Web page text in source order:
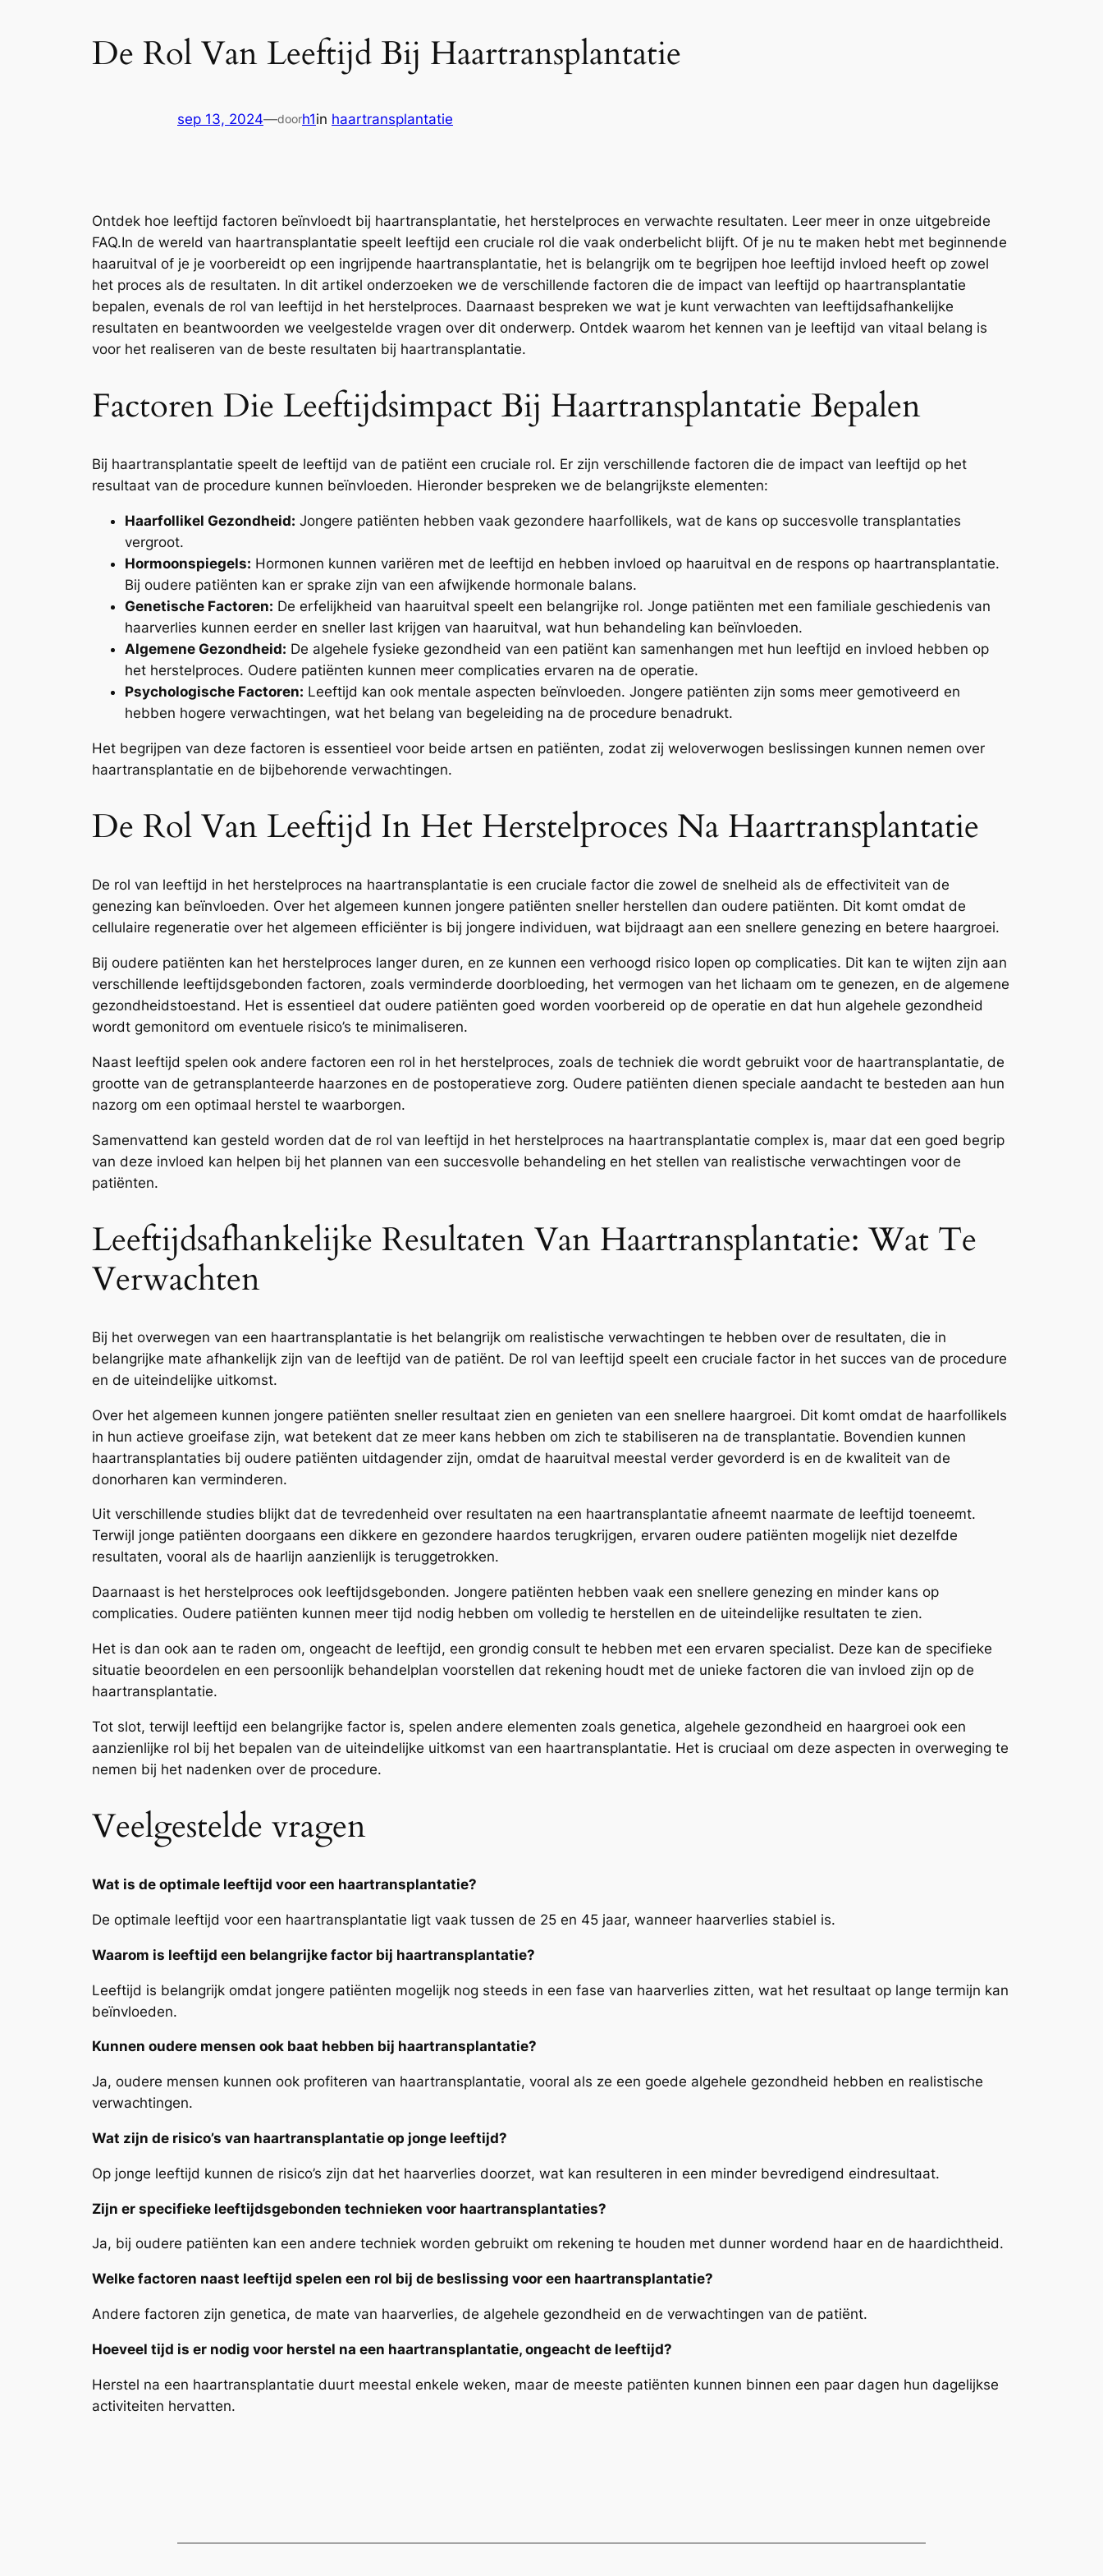
De Rol Van Leeftijd Bij Haartransplantatie
sep 13, 2024—doorh1in haartransplantatie
Ontdek hoe leeftijd factoren beïnvloedt bij haartransplantatie, het herstelproces en verwachte resultaten. Leer meer in onze uitgebreide
FAQ.In de wereld van haartransplantatie speelt leeftijd een cruciale rol die vaak onderbelicht blijft. Of je nu te maken hebt met beginnende
haaruitval of je je voorbereidt op een ingrijpende haartransplantatie, het is belangrijk om te begrijpen hoe leeftijd invloed heeft op zowel
het proces als de resultaten. In dit artikel onderzoeken we de verschillende factoren die de impact van leeftijd op haartransplantatie
bepalen, evenals de rol van leeftijd in het herstelproces. Daarnaast bespreken we wat je kunt verwachten van leeftijdsafhankelijke
resultaten en beantwoorden we veelgestelde vragen over dit onderwerp. Ontdek waarom het kennen van je leeftijd van vitaal belang is
voor het realiseren van de beste resultaten bij haartransplantatie.
Factoren Die Leeftijdsimpact Bij Haartransplantatie Bepalen
Bij haartransplantatie speelt de leeftijd van de patiënt een cruciale rol. Er zijn verschillende factoren die de impact van leeftijd op het
resultaat van de procedure kunnen beïnvloeden. Hieronder bespreken we de belangrijkste elementen:
Haarfollikel Gezondheid: Jongere patiënten hebben vaak gezondere haarfollikels, wat de kans op succesvolle transplantaties
vergroot.
Hormoonspiegels: Hormonen kunnen variëren met de leeftijd en hebben invloed op haaruitval en de respons op haartransplantatie.
Bij oudere patiënten kan er sprake zijn van een afwijkende hormonale balans.
Genetische Factoren: De erfelijkheid van haaruitval speelt een belangrijke rol. Jonge patiënten met een familiale geschiedenis van
haarverlies kunnen eerder en sneller last krijgen van haaruitval, wat hun behandeling kan beïnvloeden.
Algemene Gezondheid: De algehele fysieke gezondheid van een patiënt kan samenhangen met hun leeftijd en invloed hebben op
het herstelproces. Oudere patiënten kunnen meer complicaties ervaren na de operatie.
Psychologische Factoren: Leeftijd kan ook mentale aspecten beïnvloeden. Jongere patiënten zijn soms meer gemotiveerd en
hebben hogere verwachtingen, wat het belang van begeleiding na de procedure benadrukt.
Het begrijpen van deze factoren is essentieel voor beide artsen en patiënten, zodat zij weloverwogen beslissingen kunnen nemen over
haartransplantatie en de bijbehorende verwachtingen.
De Rol Van Leeftijd In Het Herstelproces Na Haartransplantatie
De rol van leeftijd in het herstelproces na haartransplantatie is een cruciale factor die zowel de snelheid als de effectiviteit van de
genezing kan beïnvloeden. Over het algemeen kunnen jongere patiënten sneller herstellen dan oudere patiënten. Dit komt omdat de
cellulaire regeneratie over het algemeen efficiënter is bij jongere individuen, wat bijdraagt aan een snellere genezing en betere haargroei.
Bij oudere patiënten kan het herstelproces langer duren, en ze kunnen een verhoogd risico lopen op complicaties. Dit kan te wijten zijn aan
verschillende leeftijdsgebonden factoren, zoals verminderde doorbloeding, het vermogen van het lichaam om te genezen, en de algemene
gezondheidstoestand. Het is essentieel dat oudere patiënten goed worden voorbereid op de operatie en dat hun algehele gezondheid
wordt gemonitord om eventuele risico’s te minimaliseren.
Naast leeftijd spelen ook andere factoren een rol in het herstelproces, zoals de techniek die wordt gebruikt voor de haartransplantatie, de
grootte van de getransplanteerde haarzones en de postoperatieve zorg. Oudere patiënten dienen speciale aandacht te besteden aan hun
nazorg om een optimaal herstel te waarborgen.
Samenvattend kan gesteld worden dat de rol van leeftijd in het herstelproces na haartransplantatie complex is, maar dat een goed begrip
van deze invloed kan helpen bij het plannen van een succesvolle behandeling en het stellen van realistische verwachtingen voor de
patiënten.
Leeftijdsafhankelijke Resultaten Van Haartransplantatie: Wat Te
Verwachten
Bij het overwegen van een haartransplantatie is het belangrijk om realistische verwachtingen te hebben over de resultaten, die in
belangrijke mate afhankelijk zijn van de leeftijd van de patiënt. De rol van leeftijd speelt een cruciale factor in het succes van de procedure
en de uiteindelijke uitkomst.
Over het algemeen kunnen jongere patiënten sneller resultaat zien en genieten van een snellere haargroei. Dit komt omdat de haarfollikels
in hun actieve groeifase zijn, wat betekent dat ze meer kans hebben om zich te stabiliseren na de transplantatie. Bovendien kunnen
haartransplantaties bij oudere patiënten uitdagender zijn, omdat de haaruitval meestal verder gevorderd is en de kwaliteit van de
donorharen kan verminderen.
Uit verschillende studies blijkt dat de tevredenheid over resultaten na een haartransplantatie afneemt naarmate de leeftijd toeneemt.
Terwijl jonge patiënten doorgaans een dikkere en gezondere haardos terugkrijgen, ervaren oudere patiënten mogelijk niet dezelfde
resultaten, vooral als de haarlijn aanzienlijk is teruggetrokken.
Daarnaast is het herstelproces ook leeftijdsgebonden. Jongere patiënten hebben vaak een snellere genezing en minder kans op
complicaties. Oudere patiënten kunnen meer tijd nodig hebben om volledig te herstellen en de uiteindelijke resultaten te zien.
Het is dan ook aan te raden om, ongeacht de leeftijd, een grondig consult te hebben met een ervaren specialist. Deze kan de specifieke
situatie beoordelen en een persoonlijk behandelplan voorstellen dat rekening houdt met de unieke factoren die van invloed zijn op de
haartransplantatie.
Tot slot, terwijl leeftijd een belangrijke factor is, spelen andere elementen zoals genetica, algehele gezondheid en haargroei ook een
aanzienlijke rol bij het bepalen van de uiteindelijke uitkomst van een haartransplantatie. Het is cruciaal om deze aspecten in overweging te
nemen bij het nadenken over de procedure.
Veelgestelde vragen
Wat is de optimale leeftijd voor een haartransplantatie?
De optimale leeftijd voor een haartransplantatie ligt vaak tussen de 25 en 45 jaar, wanneer haarverlies stabiel is.
Waarom is leeftijd een belangrijke factor bij haartransplantatie?
Leeftijd is belangrijk omdat jongere patiënten mogelijk nog steeds in een fase van haarverlies zitten, wat het resultaat op lange termijn kan
beïnvloeden.
Kunnen oudere mensen ook baat hebben bij haartransplantatie?
Ja, oudere mensen kunnen ook profiteren van haartransplantatie, vooral als ze een goede algehele gezondheid hebben en realistische
verwachtingen.
Wat zijn de risico’s van haartransplantatie op jonge leeftijd?
Op jonge leeftijd kunnen de risico’s zijn dat het haarverlies doorzet, wat kan resulteren in een minder bevredigend eindresultaat.
Zijn er specifieke leeftijdsgebonden technieken voor haartransplantaties?
Ja, bij oudere patiënten kan een andere techniek worden gebruikt om rekening te houden met dunner wordend haar en de haardichtheid.
Welke factoren naast leeftijd spelen een rol bij de beslissing voor een haartransplantatie?
Andere factoren zijn genetica, de mate van haarverlies, de algehele gezondheid en de verwachtingen van de patiënt.
Hoeveel tijd is er nodig voor herstel na een haartransplantatie, ongeacht de leeftijd?
Herstel na een haartransplantatie duurt meestal enkele weken, maar de meeste patiënten kunnen binnen een paar dagen hun dagelijkse
activiteiten hervatten.